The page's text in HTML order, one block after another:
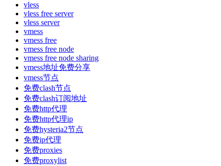
vless
vless free server
vless server
vmess
vmess free
vmess free node
vmess free node sharing
vmess地址免费分享
vmess节点
免费clash节点
免费clash订阅地址
免费http代理
免费http代理ip
免费hysteria2节点
免费ip代理
免费proxies
免费proxylist